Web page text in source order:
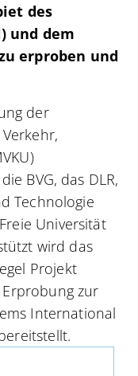
des
und dem
erproben und
der
BVG, das DLR,
Technologie
Universität
wird das
Projekt
zur
International